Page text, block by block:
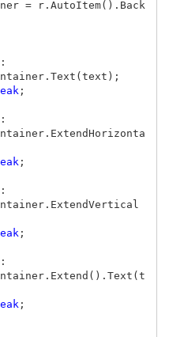
= r. AutoItem(). Back
:
. Text ( text );
;
:
. ExtendHorizonta
;
:
. ExtendVertical
;
:
. Extend (). Text ( t
;